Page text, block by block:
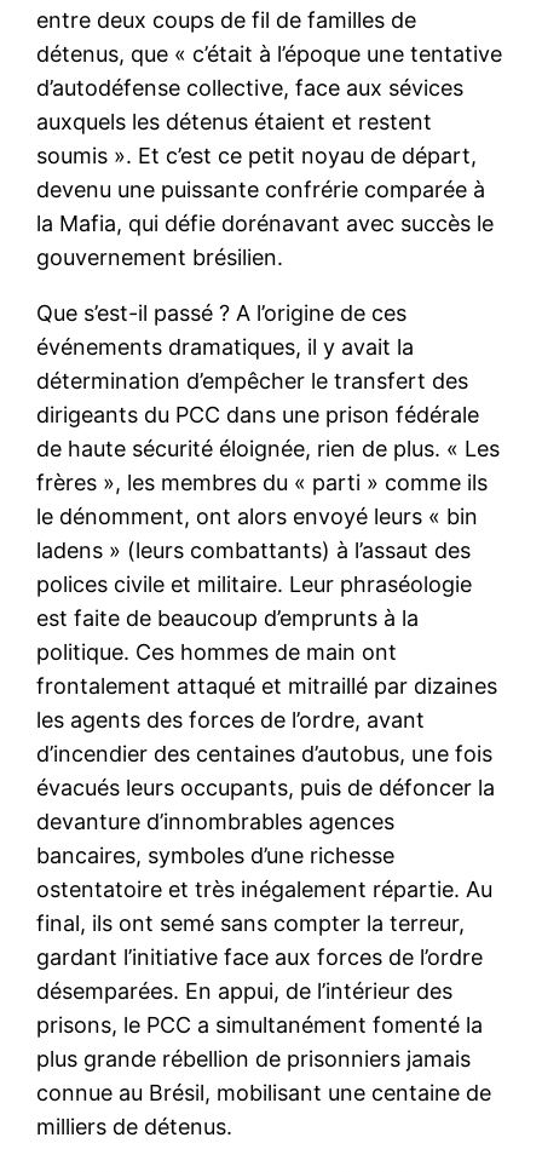
entre deux coups de fil de familles de
détenus, que « c’était à l’époque une tentative
d’autodéfense collective, face aux sévices
auxquels les détenus étaient et restent
soumis ». Et c’est ce petit noyau de départ,
devenu une puissante confrérie comparée à
la Mafia, qui défie dorénavant avec succès le
gouvernement brésilien.
Que s’est-il passé ? A l’origine de ces
événements dramatiques, il y avait la
détermination d’empêcher le transfert des
dirigeants du PCC dans une prison fédérale
de haute sécurité éloignée, rien de plus. « Les
frères », les membres du « parti » comme ils
le dénomment, ont alors envoyé leurs « bin
ladens » (leurs combattants) à l’assaut des
polices civile et militaire. Leur phraséologie
est faite de beaucoup d’emprunts à la
politique. Ces hommes de main ont
frontalement attaqué et mitraillé par dizaines
les agents des forces de l’ordre, avant
d’incendier des centaines d’autobus, une fois
évacués leurs occupants, puis de défoncer la
devanture d’innombrables agences
bancaires, symboles d’une richesse
ostentatoire et très inégalement répartie. Au
final, ils ont semé sans compter la terreur,
gardant l’initiative face aux forces de l’ordre
désemparées. En appui, de l’intérieur des
prisons, le PCC a simultanément fomenté la
plus grande rébellion de prisonniers jamais
connue au Brésil, mobilisant une centaine de
milliers de détenus.